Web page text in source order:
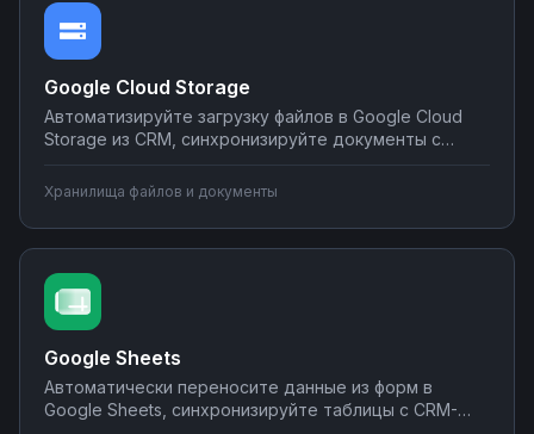
Google Cloud Storage
Автоматизируйте загрузку файлов в Google Cloud
Storage из CRM, синхронизируйте документы с
уведомления о новых файлах в мессенджеры.
Создавайте интеграции облачного хранилища без
программирования на Nodul.
Хранилища файлов и документы
Google Sheets
Автоматически переносите данные из форм в
Google Sheets, синхронизируйте таблицы с CRM-